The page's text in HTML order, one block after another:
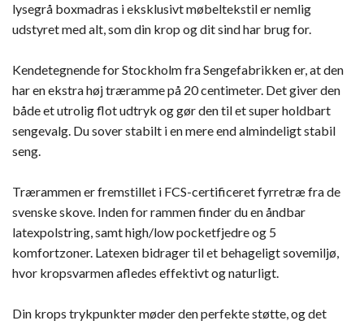
lysegrå boxmadras i eksklusivt møbeltekstil er nemlig
udstyret med alt, som din krop og dit sind har brug for.
Kendetegnende for Stockholm fra Sengefabrikken er, at den
har en ekstra høj træramme på 20 centimeter. Det giver den
både et utrolig flot udtryk og gør den til et super holdbart
sengevalg. Du sover stabilt i en mere end almindeligt stabil
seng.
Trærammen er fremstillet i FCS-certificeret fyrretræ fra de
svenske skove. Inden for rammen finder du en åndbar
latexpolstring, samt high/low pocketfjedre og 5
komfortzoner. Latexen bidrager til et behageligt sovemiljø,
hvor kropsvarmen afledes effektivt og naturligt.
Din krops trykpunkter møder den perfekte støtte, og det